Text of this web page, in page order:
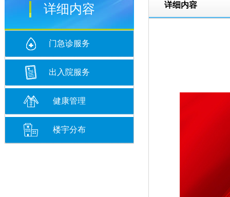
详细内容
门急诊服务
出入院服务
健康管理
楼宇分布
详细内容